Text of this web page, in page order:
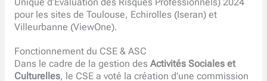
Unique d’Évaluation des Risques Professionnels) 2024
pour les sites de Toulouse, Echirolles (Iseran) et
Villeurbanne (ViewOne).
Fonctionnement du CSE & ASC
Dans le cadre de la gestion des Activités Sociales et
Culturelles, le CSE a voté la création d’une commission